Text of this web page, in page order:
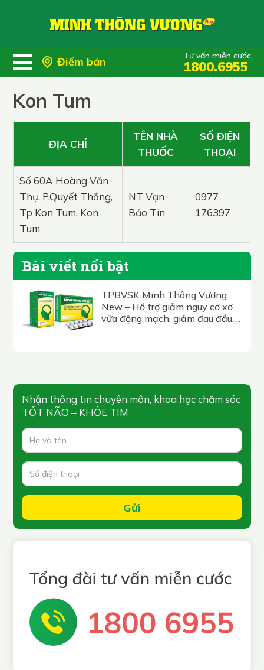
Tư vấn miễn cước
1800.6955
Điểm bán
Kon Tum
ĐỊA CHỈ
TÊN NHÀ
THUỐC
SỐ ĐIỆN
THOẠI
Số 60A Hoàng Văn
Thụ, P.Quyết Thắng,
Tp Kon Tum, Kon
Tum
NT Vạn
Bảo Tín
0977
176397
Bài viết nổi bật
TPBVSK Minh Thông Vương
New – Hỗ trợ giảm nguy cơ xơ
vữa động mạch, giảm đau đầu,
Nhận thông tin chuyên môn, khoa học chăm sóc
TỐT NÃO – KHỎE TIM